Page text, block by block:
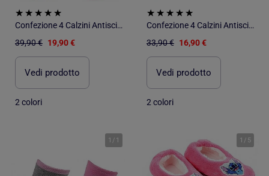
Confezione 4 Calzini Antiscivolo Bambino LILO & STITCH
39,90 € 19,90 €
Vedi prodotto
2 colori
Confezione 4 Calzini Antiscivolo Bambino DISNEY - LA REINE DES NEIGES
33,90 € 16,90 €
Vedi prodotto
2 colori
1 / 1 1 / 5